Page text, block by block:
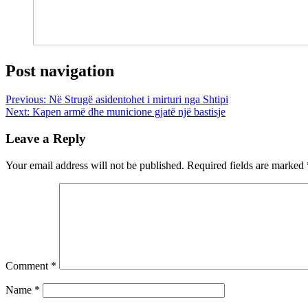
Post navigation
Previous: Në Strugë asidentohet i mirturi nga Shtipi
Next: Kapen armë dhe municione gjatë një bastisje
Leave a Reply
Your email address will not be published. Required fields are marked
Comment *
Name *